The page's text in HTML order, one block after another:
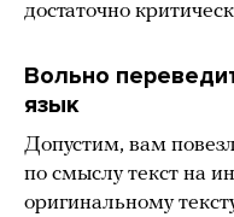
достаточно
Вольно
язык
Допустим, вам
по смыслу текст на
оригинальному